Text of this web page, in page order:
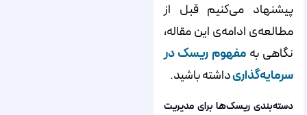
پیشنهاد می‌کنیم قبل از
مطالعه‌ی ادامه‌ی این مقاله،
نگاهی به مفهوم ریسک در
سرمایه‌گذاریداشته باشید.
دسته‌بندی ریسک‌ها برای مدیریت